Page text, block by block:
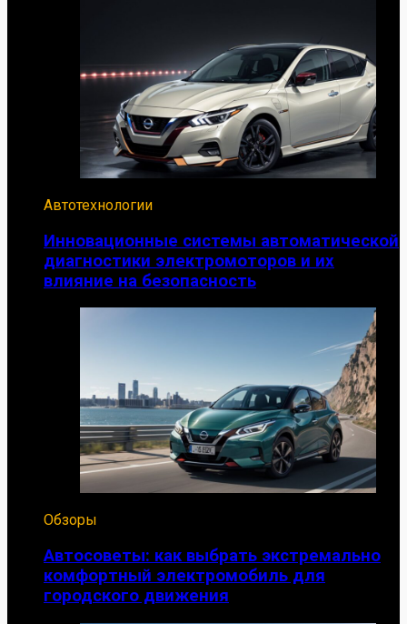
Автотехнологии
Инновационные системы автоматической
диагностики электромоторов и их
влияние на безопасность
Обзоры
Автосоветы: как выбрать экстремально
комфортный электромобиль для
городского движения